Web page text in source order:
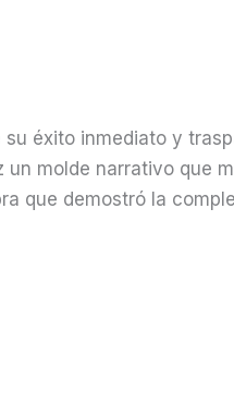
éxito inmediato y
molde narrativo que
que demostró la